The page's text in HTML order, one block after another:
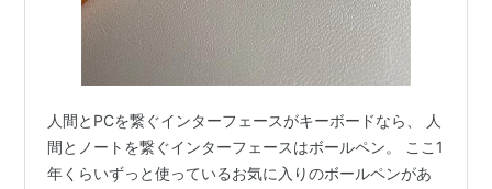
人間とPCを繋ぐインターフェースがキーボードなら、 人
間とノートを繋ぐインターフェースはボールペン。 ここ1
年くらいずっと使っているお気に入りのボールペンがあ